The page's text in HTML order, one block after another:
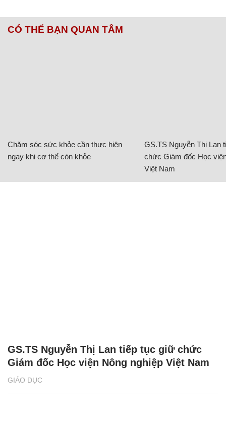
CÓ THỂ BẠN QUAN TÂM
Chăm sóc sức khỏe cần thực hiện
ngay khi cơ thể còn khỏe
GS.TS Nguyễn Thị Lan
chức Giám đốc Học
Việt Nam
GIÁO DỤC
GS.TS Nguyễn Thị Lan tiếp tục giữ chức
Giám đốc Học viện Nông nghiệp Việt Nam